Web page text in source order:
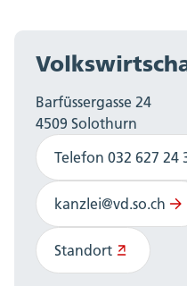
Barfüssergasse 24
4509 Solothurn
Telefon 032 627 24
kanzlei@vd.so.ch
Standort